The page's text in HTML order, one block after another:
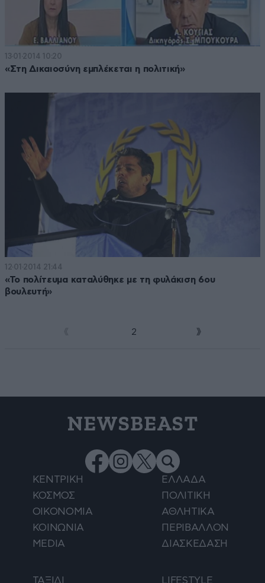
13·01·2014 10:20
«Στη Δικαιοσύνη εμπλέκεται η πολιτική»
12·01·2014 21:44
«Το πολίτευμα καταλύθηκε με τη φυλάκιση 6ου
βουλευτή»
2
NEWSBEAST
ΚΕΝΤΡΙΚΗ
ΕΛΛΑΔΑ
ΚΟΣΜΟΣ
ΠΟΛΙΤΙΚΗ
ΟΙΚΟΝΟΜΙΑ
ΑΘΛΗΤΙΚΑ
ΚΟΙΝΩΝΙΑ
ΠΕΡΙΒΑΛΛΟΝ
MEDIA
ΔΙΑΣΚΕΔΑΣΗ
ΤΑΞΙΔΙ LIFESTYLE